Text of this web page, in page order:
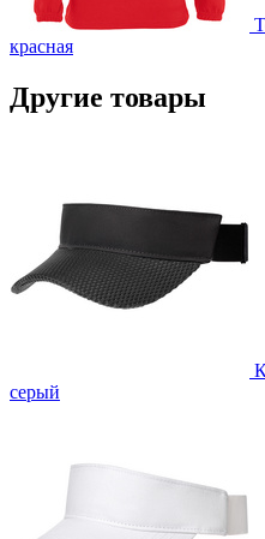
красная
Другие товары
серый